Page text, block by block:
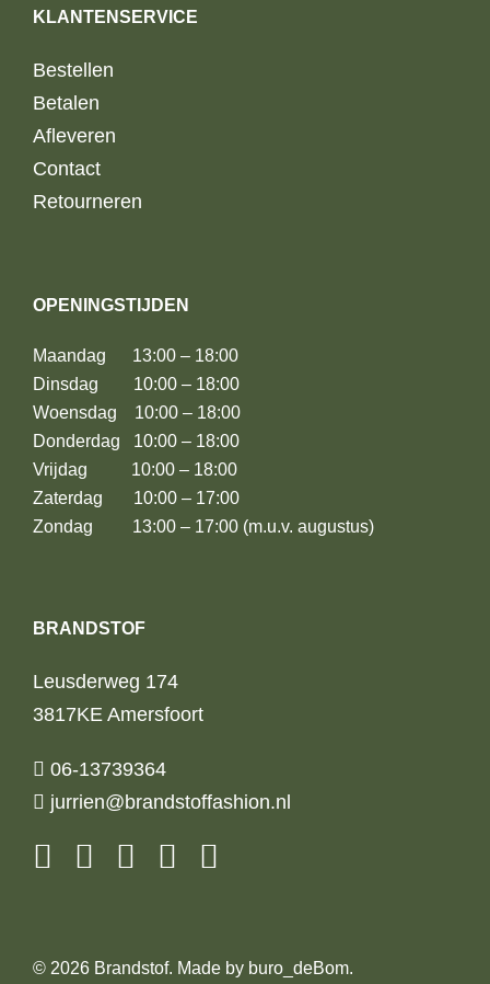
KLANTENSERVICE
Bestellen
Betalen
Afleveren
Contact
Retourneren
OPENINGSTIJDEN
Maandag 13:00 – 18:00
Dinsdag 10:00 – 18:00
Woensdag 10:00 – 18:00
Donderdag 10:00 – 18:00
Vrijdag 10:00 – 18:00
Zaterdag 10:00 – 17:00
Zondag 13:00 – 17:00 (m.u.v. augustus)
BRANDSTOF
Leusderweg 174
3817KE Amersfoort
06-13739364
jurrien@brandstoffashion.nl
© 2026 Brandstof. Made by buro_deBom.